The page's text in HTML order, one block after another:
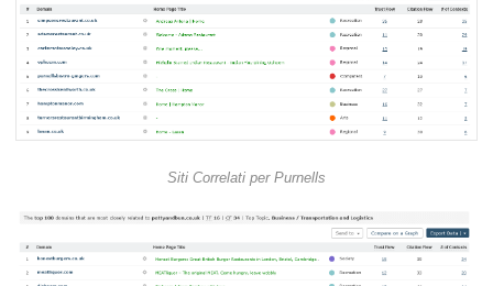
Siti Correlati per Purnells